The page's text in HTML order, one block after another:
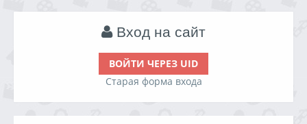
Вход на сайт
ВОЙТИ ЧЕРЕЗ UID
Старая форма входа